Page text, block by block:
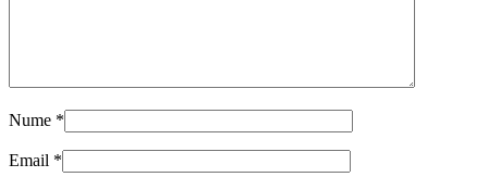
Nume *
Email *